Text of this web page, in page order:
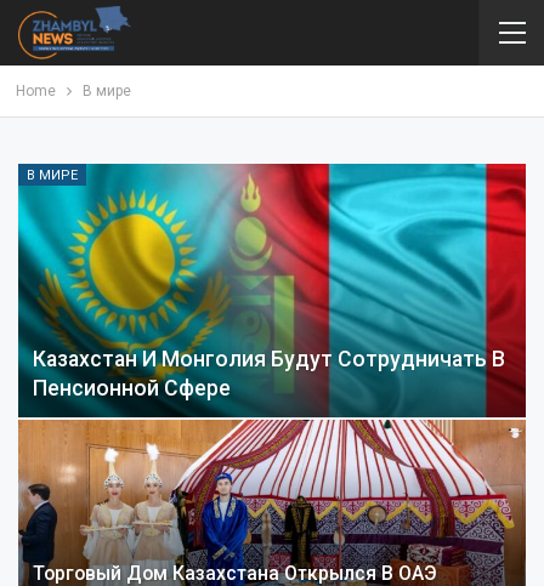
Home В мире
В МИРЕ
Казахстан И Монголия Будут Сотрудничать В
Пенсионной Сфере
Торговый Дом Казахстана Открылся В ОАЭ